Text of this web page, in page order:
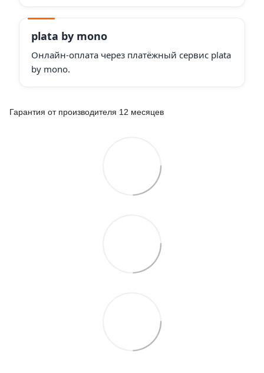
plata by mono
Онлайн-оплата через платёжный сервис plata
by mono.
Гарантия от производителя 12 месяцев